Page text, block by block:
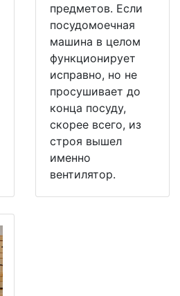
предметов. Если
посудомоечная
машина в целом
функционирует
исправно, но не
просушивает до
конца посуду,
скорее всего, из
строя вышел
именно
вентилятор.